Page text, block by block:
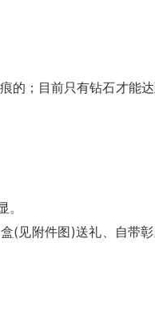
的；目前只有钻石才能
(见附件图)送礼、自带